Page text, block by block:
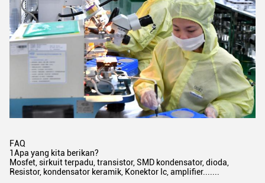
FAQ
1Apa yang kita berikan?
Mosfet, sirkuit terpadu, transistor, SMD kondensator, dioda,
Resistor, kondensator keramik, Konektor Ic, amplifier.......